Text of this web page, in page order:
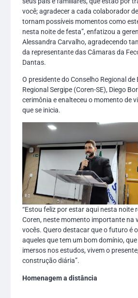
você; agradecer a cada colaborador
tornam possíveis momentos como
nesta noite de festa”, enfatizou a
Alessandra Carvalho, agradecendo
da representante das Câmaras da
Dantas.
O presidente do Conselho Regional de
Regional Sergipe (Coren-SE), Diego
cerimônia e enalteceu o momento de
que se inicia.
“Estou feliz por estar aqui nesta noite
Coren, neste momento importante na
vocês. Quero destacar que o futuro é
aqueles que tem um bom domínio,
imersos nos estudos, vivem o
construção diária”.
Homenagem a distância